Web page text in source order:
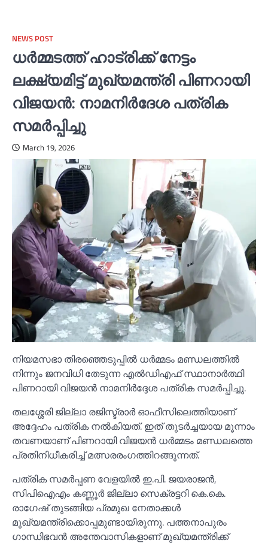
NEWS POST
ധര്‍മ്മടത്ത് ഹാട്രിക്ക് നേട്ടം
ലക്ഷ്യമിട്ട് മുഖ്യമന്ത്രി പിണറായി
വിജയൻ: നാമനിര്‍ദേശ പത്രിക
സമര്‍പ്പിച്ചു
March 19, 2026
നിയമസഭാ തിരഞ്ഞെടുപ്പില്‍ ധർമ്മടം മണ്ഡലത്തില്‍
നിന്നും ജനവിധി തേടുന്ന എല്‍ഡിഎഫ് സ്ഥാനാർത്ഥി
പിണറായി വിജയൻ നാമനിർദ്ദേശ പത്രിക സമർപ്പിച്ചു.
തലശ്ശേരി ജില്ലാ രജിസ്ട്രാർ ഓഫീസിലെത്തിയാണ്
അദ്ദേഹം പത്രിക നല്‍കിയത്. ഇത് തുടർച്ചയായ മൂന്നാം
തവണയാണ് പിണറായി വിജയൻ ധർമ്മടം മണ്ഡലത്തെ
പ്രതിനിധീകരിച്ച്‌ മത്സരരംഗത്തിറങ്ങുന്നത്.
പത്രിക സമർപ്പണ വേളയില്‍ ഇ.പി. ജയരാജൻ,
സിപിഐഎം കണ്ണൂർ ജില്ലാ സെക്രട്ടറി കെ.കെ.
രാഗേഷ് തുടങ്ങിയ പ്രമുഖ നേതാക്കള്‍
മുഖ്യമന്ത്രിക്കൊപ്പമുണ്ടായിരുന്നു. പത്തനാപുരം
ഗാന്ധിഭവൻ അന്തേവാസികളാണ് മുഖ്യമന്ത്രിക്ക്